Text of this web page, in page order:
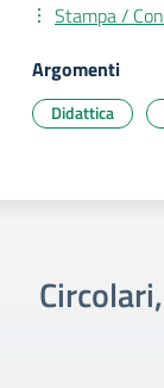
Stampa /
Argomenti
Didattica